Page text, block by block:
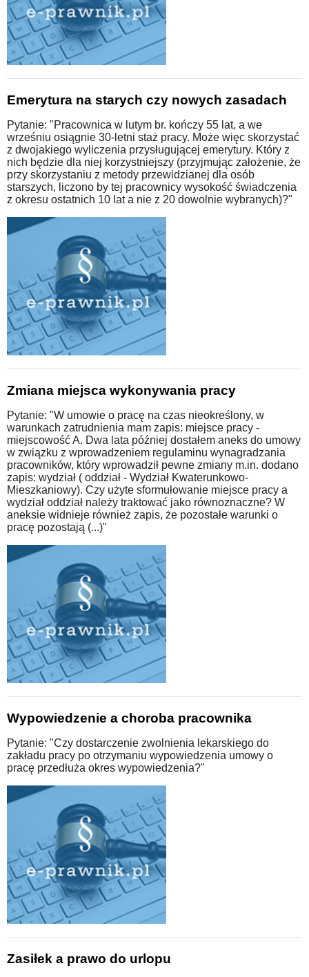
Emerytura na starych czy nowych zasadach
Pytanie: "Pracownica w lutym br. kończy 55 lat, a we
wrześniu osiągnie 30-letni staż pracy. Może więc skorzystać
z dwojakiego wyliczenia przysługującej emerytury. Który z
nich będzie dla niej korzystniejszy (przyjmując założenie, że
przy skorzystaniu z metody przewidzianej dla osób
starszych, liczono by tej pracownicy wysokość świadczenia
z okresu ostatnich 10 lat a nie z 20 dowolnie wybranych)?"
Zmiana miejsca wykonywania pracy
Pytanie: "W umowie o pracę na czas nieokreślony, w
warunkach zatrudnienia mam zapis: miejsce pracy -
miejscowość A. Dwa lata później dostałem aneks do umowy
w związku z wprowadzeniem regulaminu wynagradzania
pracowników, który wprowadził pewne zmiany m.in. dodano
zapis: wydział ( oddział - Wydział Kwaterunkowo-
Mieszkaniowy). Czy użyte sformułowanie miejsce pracy a
wydział oddział należy traktować jako równoznaczne? W
aneksie widnieje również zapis, że pozostałe warunki o
pracę pozostają (...)"
Wypowiedzenie a choroba pracownika
Pytanie: "Czy dostarczenie zwolnienia lekarskiego do
zakładu pracy po otrzymaniu wypowiedzenia umowy o
pracę przedłuża okres wypowiedzenia?"
Zasiłek a prawo do urlopu